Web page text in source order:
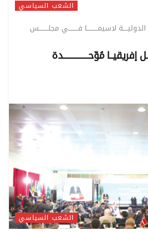
الشعب السياسي
لاسيمـــــــــا فــــــــي مجلــــــــس
مُوّحــــــــــــــــدة
الشعب السياسي